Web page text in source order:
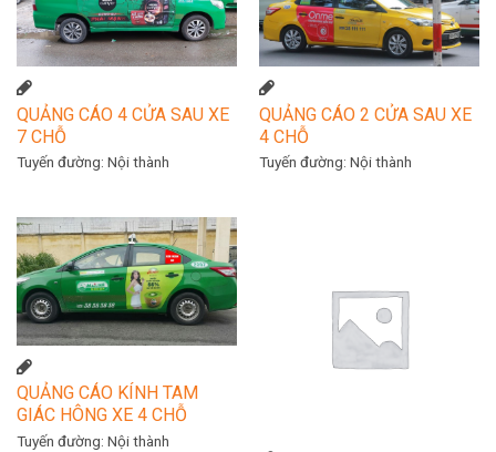
QUẢNG CÁO 4 CỬA SAU XE
7 CHỖ
Tuyến đường: Nội thành
QUẢNG CÁO 2 CỬA SAU XE
4 CHỖ
Tuyến đường: Nội thành
QUẢNG CÁO KÍNH TAM
GIÁC HÔNG XE 4 CHỖ
Tuyến đường: Nội thành